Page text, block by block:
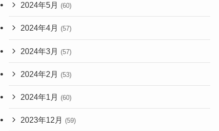
2024年5月 (60)
2024年4月 (57)
2024年3月 (57)
2024年2月 (53)
2024年1月 (60)
2023年12月 (59)